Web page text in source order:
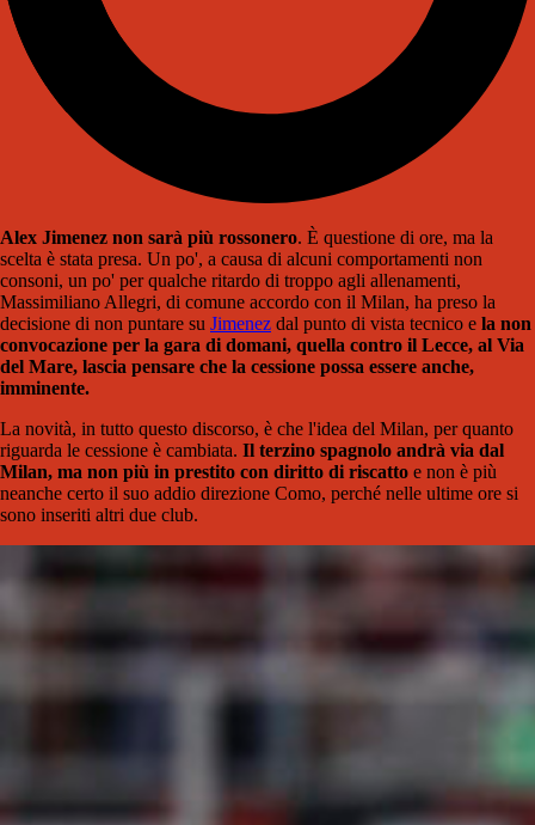
Alex Jimenez non sarà più rossonero. È questione di ore, ma la
scelta è stata presa. Un po', a causa di alcuni comportamenti non
consoni, un po' per qualche ritardo di troppo agli allenamenti,
Massimiliano Allegri, di comune accordo con il Milan, ha preso la
decisione di non puntare su Jimenez dal punto di vista tecnico e la non
convocazione per la gara di domani, quella contro il Lecce, al Via
del Mare, lascia pensare che la cessione possa essere anche,
imminente.
La novità, in tutto questo discorso, è che l'idea del Milan, per quanto
riguarda le cessione è cambiata. Il terzino spagnolo andrà via dal
Milan, ma non più in prestito con diritto di riscatto e non è più
neanche certo il suo addio direzione Como, perché nelle ultime ore si
sono inseriti altri due club.